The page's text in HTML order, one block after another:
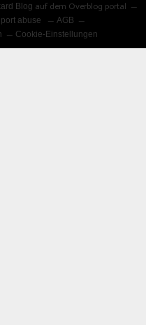
Blog auf dem Overblog portal
abuse
AGB
Cookie-Einstellungen